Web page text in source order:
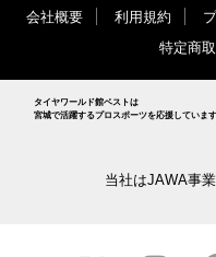
会社概要 利用規約
特定商
タイヤワールド館ベストは
宮城で活躍するプロスポーツを応援しています
当社はJAWA事